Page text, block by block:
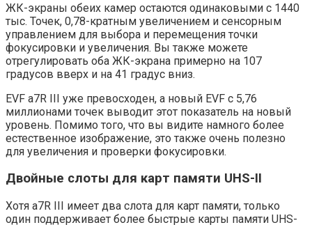
ЖК-экраны обеих камер остаются одинаковыми с 1440
тыс. Точек, 0,78-кратным увеличением и сенсорным
управлением для выбора и перемещения точки
фокусировки и увеличения. Вы также можете
отрегулировать оба ЖК-экрана примерно на 107
градусов вверх и на 41 градус вниз.
EVF a7R III уже превосходен, а новый EVF с 5,76
миллионами точек выводит этот показатель на новый
уровень. Помимо того, что вы видите намного более
естественное изображение, это также очень полезно
для увеличения и проверки фокусировки.
Двойные слоты для карт памяти UHS-II
Хотя a7R III имеет два слота для карт памяти, только
один поддерживает более быстрые карты памяти UHS-